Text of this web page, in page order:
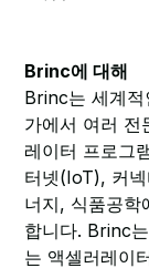
Brinc에 대해
Brinc는 세계
가에서 여러 전
레이터 프로그
터넷(IoT), 커
너지, 식품공학
합니다. Brinc
는 액셀러레이